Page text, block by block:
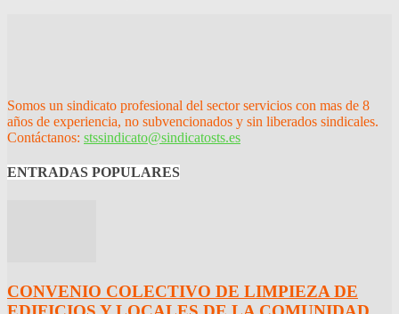
Somos un sindicato profesional del sector servicios con mas de 8
años de experiencia, no subvencionados y sin liberados sindicales.
Contáctanos: stssindicato@sindicatosts.es
ENTRADAS POPULARES
CONVENIO COLECTIVO DE LIMPIEZA DE